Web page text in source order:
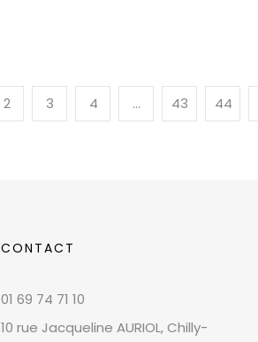
2 3 4 … 43 44
CONTACT
01 69 74 71 10
10 rue Jacqueline AURIOL, Chilly-